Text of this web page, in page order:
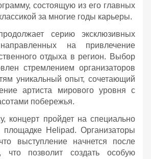
состоящую из его главных
за многие годы карьеры.
серию эксклюзивных
на привлечение
отдыха в регион. Выбор
стремлением организаторов
уникальный опыт, сочетающий
артиста мирового уровня с
побережья.
концерт пройдет на специально
площадке Helipad. Организаторы
выступление начнется после
что позволит создать особую